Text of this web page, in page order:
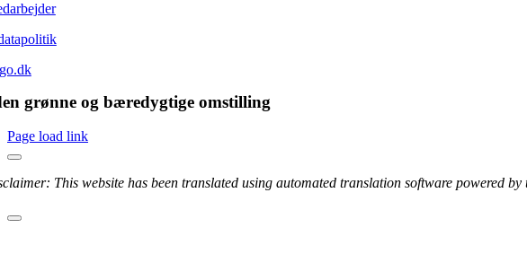
grønne og bæredygtige omstilling
Page load link
This website has been translated using automated translation software powered